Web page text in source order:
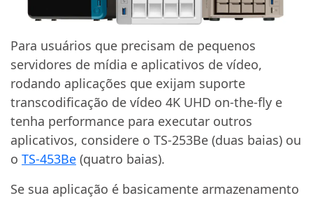
Para usuários que precisam de pequenos
servidores de mídia e aplicativos de vídeo,
rodando aplicações que exijam suporte
transcodificação de vídeo 4K UHD on-the-fly e
tenha performance para executar outros
aplicativos, considere o TS-253Be (duas baias) ou
o TS-453Be (quatro baias).
Se sua aplicação é basicamente armazenamento